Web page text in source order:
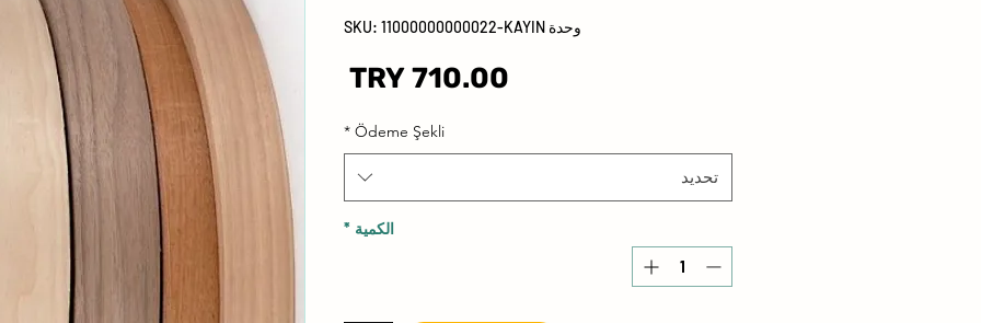
وحدة SKU: 11000000000022-KAYIN
السعر
Ödeme Şekli
*
تحديد
الكمية *